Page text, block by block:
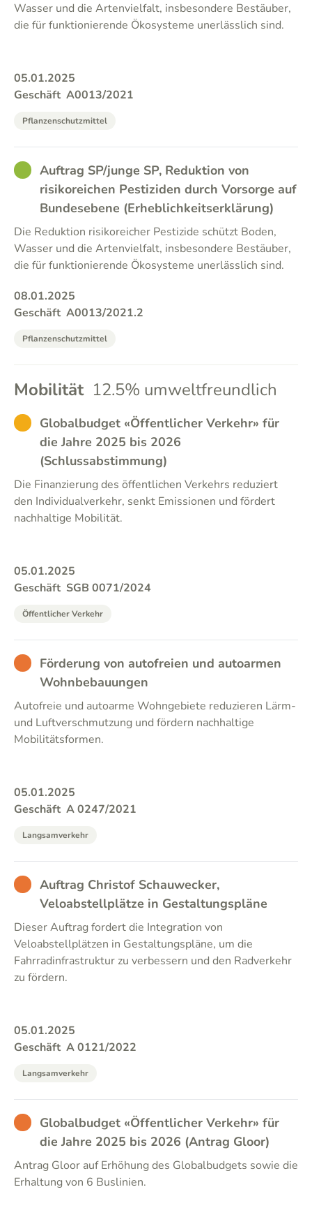
Wasser und die Artenvielfalt, insbesondere Bestäuber,
die für funktionierende Ökosysteme unerlässlich sind.
05.01.2025
Geschäft A0013/2021
Pflanzenschutzmittel
GOODAuftrag SP/junge SP, Reduktion von
risikoreichen Pestiziden durch Vorsorge auf
Bundesebene (Erheblichkeitserklärung)
Die Reduktion risikoreicher Pestizide schützt Boden,
Wasser und die Artenvielfalt, insbesondere Bestäuber,
die für funktionierende Ökosysteme unerlässlich sind.
08.01.2025
Geschäft A0013/2021.2
Pflanzenschutzmittel
Mobilität 12.5% umweltfreundlich
ABSTENTION
Globalbudget «Öffentlicher Verkehr» für
die Jahre 2025 bis 2026
(Schlussabstimmung)
Die Finanzierung des öffentlichen Verkehrs reduziert
den Individualverkehr, senkt Emissionen und fördert
nachhaltige Mobilität.
05.01.2025
Geschäft SGB 0071/2024
Öffentlicher Verkehr
BAD Förderung von autofreien und autoarmen
Wohnbebauungen
Autofreie und autoarme Wohngebiete reduzieren Lärm-
und Luftverschmutzung und fördern nachhaltige
Mobilitätsformen.
05.01.2025
Geschäft A 0247/2021
Langsamverkehr
BADAuftrag Christof Schauwecker,
Veloabstellplätze in Gestaltungspläne
Dieser Auftrag fordert die Integration von
Veloabstellplätzen in Gestaltungspläne, um die
Fahrradinfrastruktur zu verbessern und den Radverkehr
zu fördern.
05.01.2025
Geschäft A 0121/2022
Langsamverkehr
BAD Globalbudget «Öffentlicher Verkehr» für
die Jahre 2025 bis 2026 (Antrag Gloor)
Antrag Gloor auf Erhöhung des Globalbudgets sowie die
Erhaltung von 6 Buslinien.